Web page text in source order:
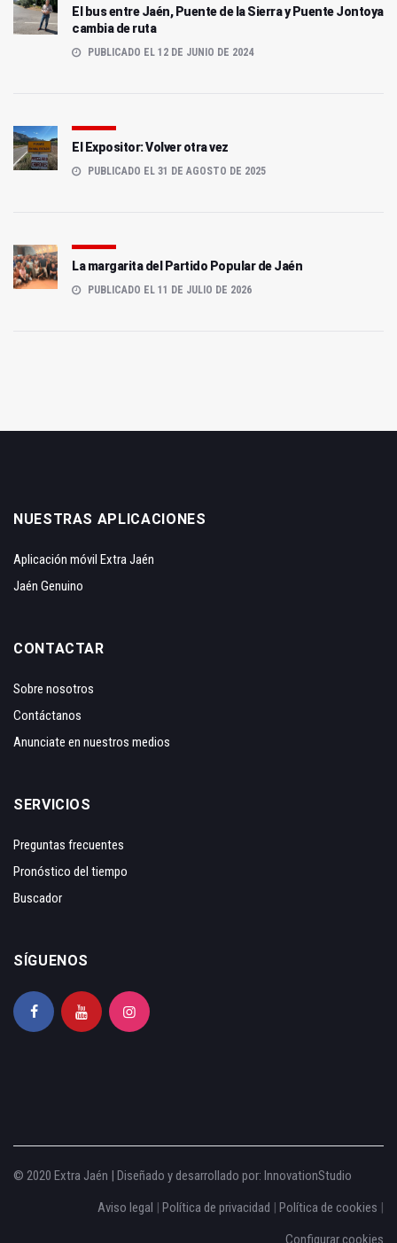
El bus entre Jaén, Puente de la Sierra y Puente Jontoya
cambia de ruta
PUBLICADO EL 12 DE JUNIO DE 2024
El Expositor: Volver otra vez
PUBLICADO EL 31 DE AGOSTO DE 2025
La margarita del Partido Popular de Jaén
PUBLICADO EL 11 DE JULIO DE 2026
NUESTRAS APLICACIONES
Aplicación móvil Extra Jaén
Jaén Genuino
CONTACTAR
Sobre nosotros
Contáctanos
Anunciate en nuestros medios
SERVICIOS
Preguntas frecuentes
Pronóstico del tiempo
Buscador
SÍGUENOS
© 2020 Extra Jaén | Diseñado y desarrollado por: InnovationStudio
Aviso legal | Política de privacidad | Política de cookies |
Configurar cookies